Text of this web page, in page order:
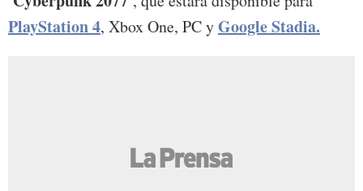
PlayStation 4, Xbox One, PC yGoogle Stadia.